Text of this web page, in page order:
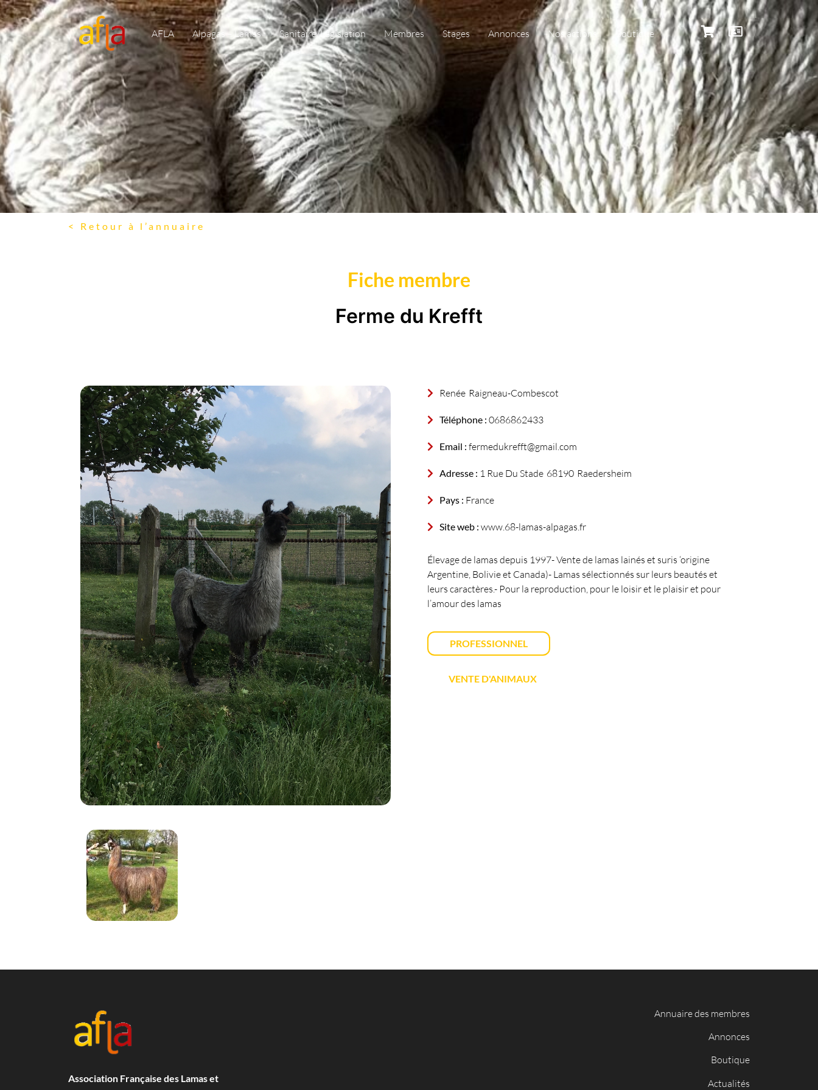
AFLA Alpagas – Lamas Sanitaire/Législation Membres Stages Annonces Nos actions Boutique
< Retour à l’annuaire
Fiche membre
Ferme du Krefft
Renée Raigneau-Combescot
Téléphone : 0686862433
Email : fermedukrefft@gmail.com
Adresse : 1 Rue Du Stade 68190 Raedersheim
Pays : France
Site web : www.68-lamas-alpagas.fr
Élevage de lamas depuis 1997- Vente de lamas lainés et suris ‘origine
Argentine, Bolivie et Canada)- Lamas sélectionnés sur leurs beautés et
leurs caractères.- Pour la reproduction, pour le loisir et le plaisir et pour
l’amour des lamas
PROFESSIONNEL
VENTE D'ANIMAUX
Association Française des Lamas et
Annuaire des membres
Annonces
Boutique
Actualités